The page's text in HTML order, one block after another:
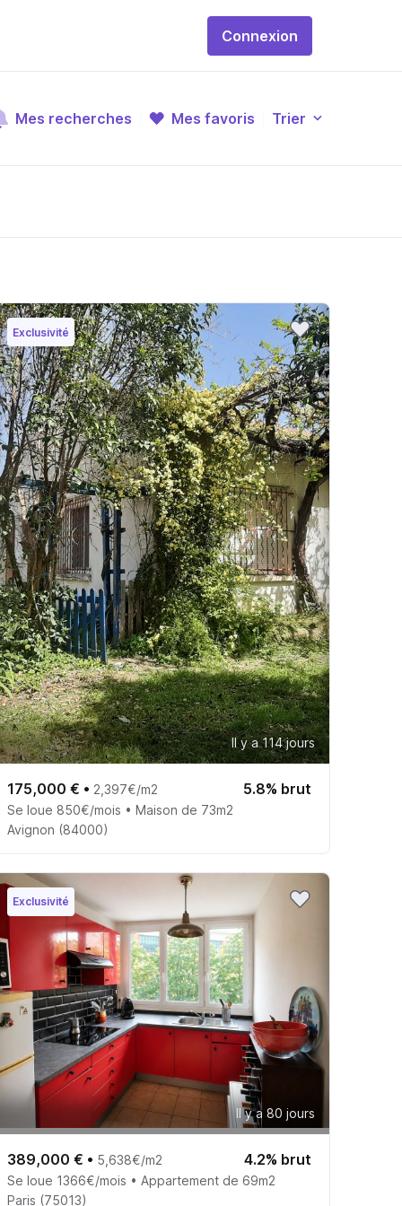
Connexion
Mes recherches Mes favoris Trier
Exclusivité
Il y a 114 jours
175,000 € • 2,397€/m2 5.8% brut
Se loue 850€/mois • Maison de 73m2
Avignon (84000)
Exclusivité
Il y a 80 jours
389,000 € • 5,638€/m2 4.2% brut
Se loue 1366€/mois • Appartement de 69m2
Paris (75013)